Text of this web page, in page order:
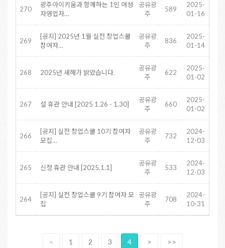
270
광주아이키움과 함께하는 1인 여성
자영업자…
공유광
주
589
2025-
01-16
269
[공지] 2025년 1월 실전 창업스쿨
참여자…
공유광
주
836
2025-
01-14
268 2025년 새해가 밝았습니다.
공유광
주
622
2025-
01-02
267 설 휴관 안내 [2025 1.26 - 1.30]
공유광
주
660
2025-
01-02
266
[공지] 실전 창업스쿨 10기 참여자
모집…
공유광
주
732
2024-
12-03
265 신정 휴관 안내 [2025.1.1]
공유광
주
533
2024-
12-03
264
[공지] 실전 창업스쿨 9기 참여자 모
집
공유광
주
708
2024-
10-31
< 1 2 3 4 > >>